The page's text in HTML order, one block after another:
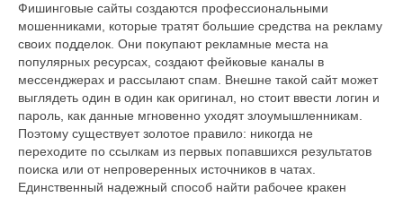
Фишинговые сайты создаются профессиональными
мошенниками, которые тратят большие средства на рекламу
своих подделок. Они покупают рекламные места на
популярных ресурсах, создают фейковые каналы в
мессенджерах и рассылают спам. Внешне такой сайт может
выглядеть один в один как оригинал, но стоит ввести логин и
пароль, как данные мгновенно уходят злоумышленникам.
Поэтому существует золотое правило: никогда не
переходите по ссылкам из первых попавшихся результатов
поиска или от непроверенных источников в чатах.
Единственный надежный способ найти рабочее кракен